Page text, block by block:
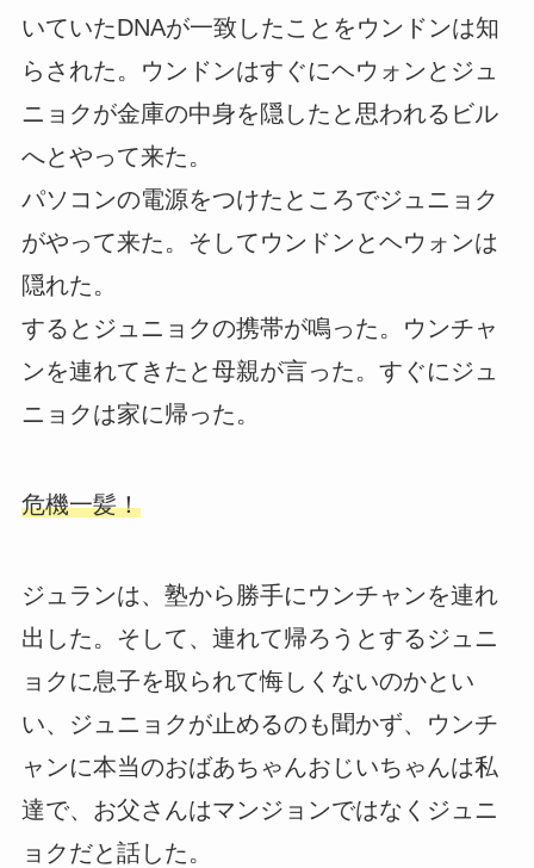
いていたDNAが一致したことをウンドンは知
らされた。ウンドンはすぐにヘウォンとジュ
ニョクが金庫の中身を隠したと思われるビル
へとやって来た。
パソコンの電源をつけたところでジュニョク
がやって来た。そしてウンドンとヘウォンは
隠れた。
するとジュニョクの携帯が鳴った。ウンチャ
ンを連れてきたと母親が言った。すぐにジュ
ニョクは家に帰った。
危機一髪！
ジュランは、塾から勝手にウンチャンを連れ
出した。そして、連れて帰ろうとするジュニ
ョクに息子を取られて悔しくないのかとい
い、ジュニョクが止めるのも聞かず、ウンチ
ャンに本当のおばあちゃんおじいちゃんは私
達で、お父さんはマンジョンではなくジュニ
ョクだと話した。